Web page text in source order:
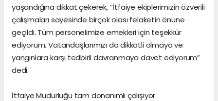
yaşandığına dikkat çekerek, “İtfaiye ekiplerimizin özverili
çalışmaları sayesinde birçok olası felaketin önüne
geçildi. Tüm personelimize emekleri için teşekkür
ediyorum. Vatandaşlarımızı da dikkatli olmaya ve
yangınlara karşı tedbirli davranmaya davet ediyorum”
dedi.
İtfaiye Müdürlüğü tam donanımlı çalışıyor